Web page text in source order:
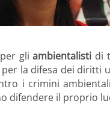
gliambientalisti di
la difesa dei diritti
i crimini
difendere il proprio